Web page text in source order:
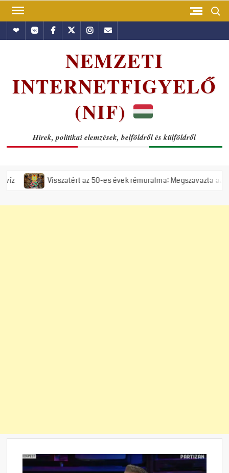
Skip
contentHundubVkontakte
Facebook
TwitterInstagram
Email
NEMZETI
INTERNETFIGYELŐ
(NIF)
Hírek, politikai elemzések, belföldről és külföldről
Visszatért az 50-es évek rémuralma: Megszavazta az országgyűlés